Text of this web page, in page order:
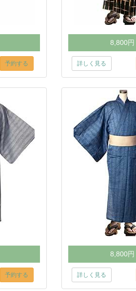
予約する
8,800円
詳しく見る
予約する
8,800円
詳しく見る